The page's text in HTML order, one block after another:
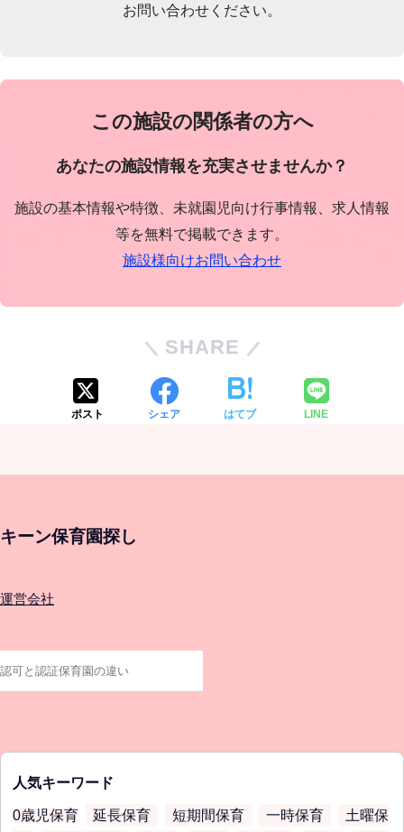
お問い合わせください。
この施設の関係者の方へ
あなたの施設情報を充実させませんか？
施設の基本情報や特徴、未就園児向け行事情報、求人情報
等を無料で掲載できます。
施設様向けお問い合わせ
SHARE
ポスト シェア はてブ LINE
キーン保育園探し
運営会社
人気キーワード
0歳児保育 延長保育 短期間保育 一時保育
土曜保